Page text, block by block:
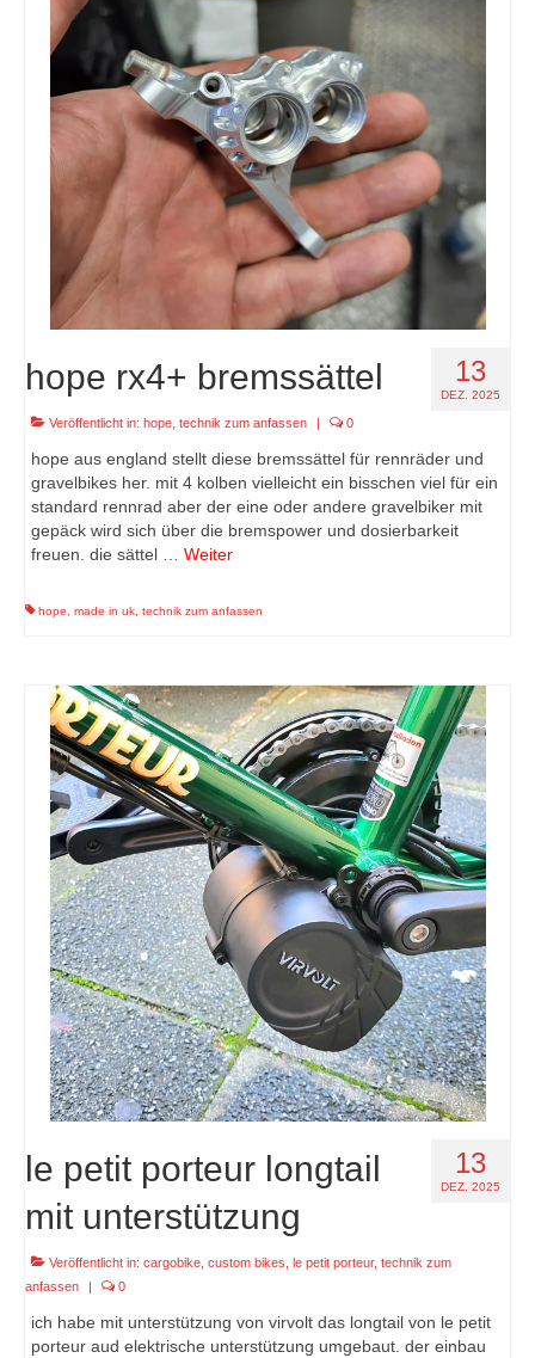
13
DEZ. 2025
hope rx4+ bremssättel
Veröffentlicht in: hope technik zum anfassen | 0
hope aus england stellt diese bremssättel für rennräder und
gravelbikes her. mit 4 kolben vielleicht ein bisschen viel für ein
standard rennrad aber der eine oder andere gravelbiker mit
gepäck wird sich über die bremspower und dosierbarkeit
freuen. die sättel … Weiter
hope made in uk technik zum anfassen
13
DEZ. 2025
le petit porteur longtail
mit unterstützung
Veröffentlicht in: cargobike custom bikes le petit porteur, technik zum
anfassen
| 0
ich habe mit unterstützung von virvolt das longtail von le petit
porteur aud elektrische unterstützung umgebaut. der einbau